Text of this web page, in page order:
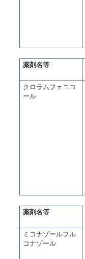
薬剤名等
クロラムフェニコ
ール
薬剤名等
ミコナゾールフル
コナゾール